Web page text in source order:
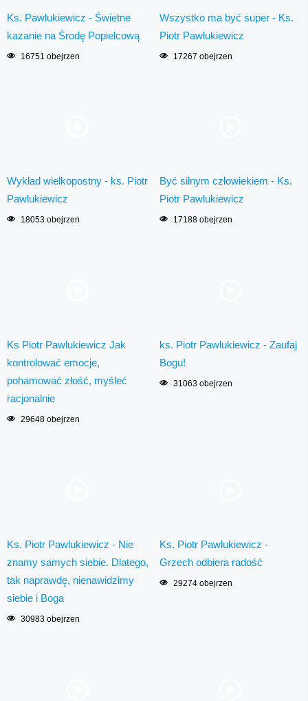
Ks. Pawlukiewicz - Świetne
kazanie na Środę Popielcową
16751 obejrzen
Wszystko ma być super - Ks.
Piotr Pawlukiewicz
17267 obejrzen
Wykład wielkopostny - ks. Piotr
Pawlukiewicz
18053 obejrzen
Być silnym człowiekiem - Ks.
Piotr Pawlukiewicz
17188 obejrzen
Ks Piotr Pawlukiewicz Jak
kontrolować emocje,
pohamować złość, myśleć
racjonalnie
29648 obejrzen
ks. Piotr Pawlukiewicz - Zaufaj
Bogu!
31063 obejrzen
Ks. Piotr Pawlukiewicz - Nie
znamy samych siebie. Dlatego,
tak naprawdę, nienawidzimy
siebie i Boga
30983 obejrzen
Ks. Piotr Pawlukiewicz -
Grzech odbiera radość
29274 obejrzen